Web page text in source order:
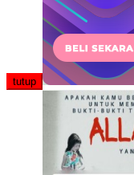
tutup